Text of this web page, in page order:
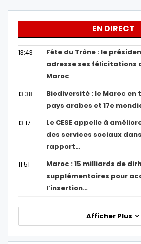
EN DIRECT
13:43
Fête du Trône : le
adresse ses félicitations
Maroc
13:38
Biodiversité : le Maroc en
pays arabes et 17e
13:17
Le CESE appelle à
des services sociaux
rapport…
11:51
Maroc : 15 milliards de
supplémentaires pour
l’insertion…
Afficher Plus